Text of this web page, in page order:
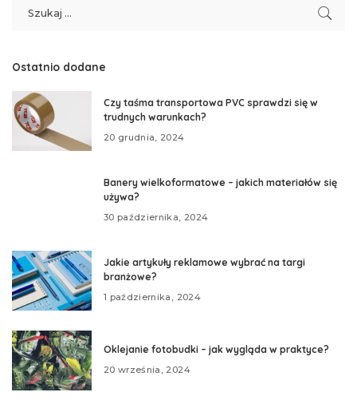
Ostatnio dodane
Czy taśma transportowa PVC sprawdzi się w
trudnych warunkach?
20 grudnia, 2024
Banery wielkoformatowe – jakich materiałów się
używa?
30 października, 2024
Jakie artykuły reklamowe wybrać na targi
branżowe?
1 października, 2024
Oklejanie fotobudki – jak wygląda w praktyce?
20 września, 2024